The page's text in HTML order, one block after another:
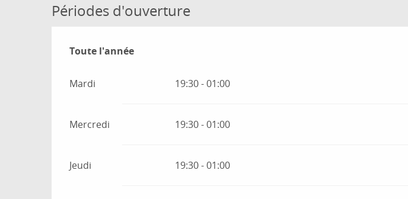
Périodes d'ouverture
Toute l'année
Toute l'année
Mardi 19:30 - 01:00
Mercredi 19:30 - 01:00
Jeudi 19:30 - 01:00